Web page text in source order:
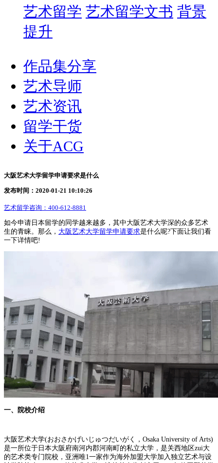
艺术留学 艺术留学文书 背景
提升
作品集分享
艺术导师
艺术资讯
留学干货
关于ACG
大阪艺术大学留学申请要求是什么
发布时间：2020-01-21 10:10:26
艺术留学咨询： 400-612-8881
如今申请日本留学的同学越来越多，其中大阪艺术大学深的众多艺术
生的青睐。那么， 大阪艺术大学留学申请要求是什么呢?下面让我们看
一下详情吧!
一、院校介绍
大阪艺术大学(おおさかげいじゅつだいがく，Osaka University of Arts)
是一所位于日本大阪府南河内郡河南町的私立大学，是关西地区zui大
的艺术类专门院校，亚洲唯1一家作为海外加盟大学加入独立艺术与设